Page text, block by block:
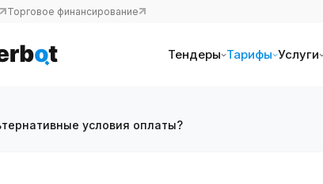
Торговое финансирование
Тендеры Тарифы Услуги
условия оплаты?